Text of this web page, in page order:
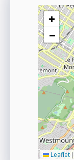
+
−
Leaflet |